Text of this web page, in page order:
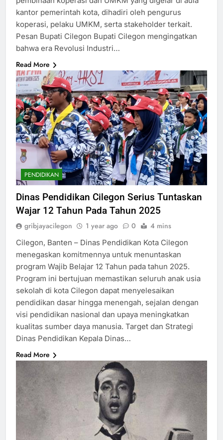
kantor pemerintah kota, dihadiri oleh pengurus
koperasi, pelaku UMKM, serta stakeholder terkait.
Pesan Bupati Cilegon Bupati Cilegon mengingatkan
bahwa era Revolusi Industri…
Read More
PENDIDIKAN
Dinas Pendidikan Cilegon Serius Tuntaskan
Wajar 12 Tahun Pada Tahun 2025
gribjayacilegon 1 year ago 0 4 mins
Cilegon, Banten – Dinas Pendidikan Kota Cilegon
menegaskan komitmennya untuk menuntaskan
program Wajib Belajar 12 Tahun pada tahun 2025.
Program ini bertujuan memastikan seluruh anak usia
sekolah di kota Cilegon dapat menyelesaikan
pendidikan dasar hingga menengah, sejalan dengan
visi pendidikan nasional dan upaya meningkatkan
kualitas sumber daya manusia. Target dan Strategi
Dinas Pendidikan Kepala Dinas…
Read More